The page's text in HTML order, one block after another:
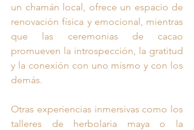
un chamán local, ofrece un espacio de
renovación física y emocional, mientras
que las ceremonias de cacao
promueven la introspección, la gratitud
y la conexión con uno mismo y con los
demás.
Otras experiencias inmersivas como los
talleres de herbolaria maya o la